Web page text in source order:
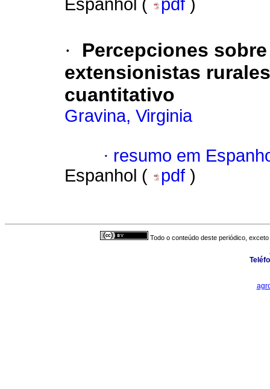
Espanhol (
pdf )
·
Percepciones
extensionistas
cuantitativo
Gravina, Virginia
· resumo em
Espanhol (
pdf )
Todo o conteúdo deste periódico,